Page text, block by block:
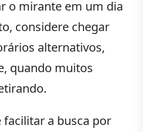
o mirante em um dia
considere chegar
alternativos,
quando muitos
facilitar a busca por